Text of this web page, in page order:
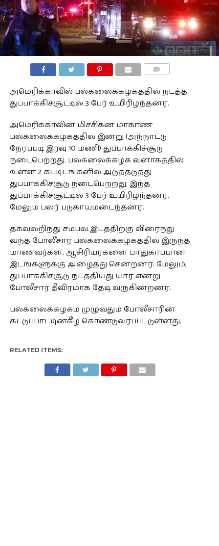
அமெரிக்காவில் பல்கலைக்கழகத்தில் நடத்த
துப்பாக்கிச்சூட்டில் 3 பேர் உயிரிழந்தனர்.
அமெரிக்காவின் மிச்சிகன் மாகாண
பல்கலைக்கழகத்தில் இன்று (அந்நாட்டு
நேரப்படி இரவு 10 மணி) துப்பாக்கிச்சூடு
நடைபெற்றது. பல்கலைக்கழக வளாகத்தில்
உள்ள 2 கட்டிடங்களில் அடுத்தடுத்து
துப்பாக்கிச்சூடு நடைபெற்றது. இந்த
துப்பாக்கிச்சூட்டில் 3 பேர் உயிரிழந்தனர்.
மேலும் பலர் படுகாயமடைந்தனர்.
தகவலறிந்து சம்பவ இடத்திற்கு விரைந்து
வந்த போலீசார் பல்கலைக்கழகத்தில் இருந்த
மாணவர்கள், ஆசிரியர்களை பாதுகாப்பான
இடங்களுக்கு அழைத்து சென்றனர். மேலும்,
துப்பாக்கிச்சூடு நடத்தியது யார் என்று
போலீசார் தீவிரமாக தேடி வருகின்றனர்.
பல்கலைக்கழகம் முழுவதும் போலீசாரின்
கட்டுப்பாட்டின்கீழ் கொண்டுவரப்பட்டுள்ளது.
RELATED ITEMS: